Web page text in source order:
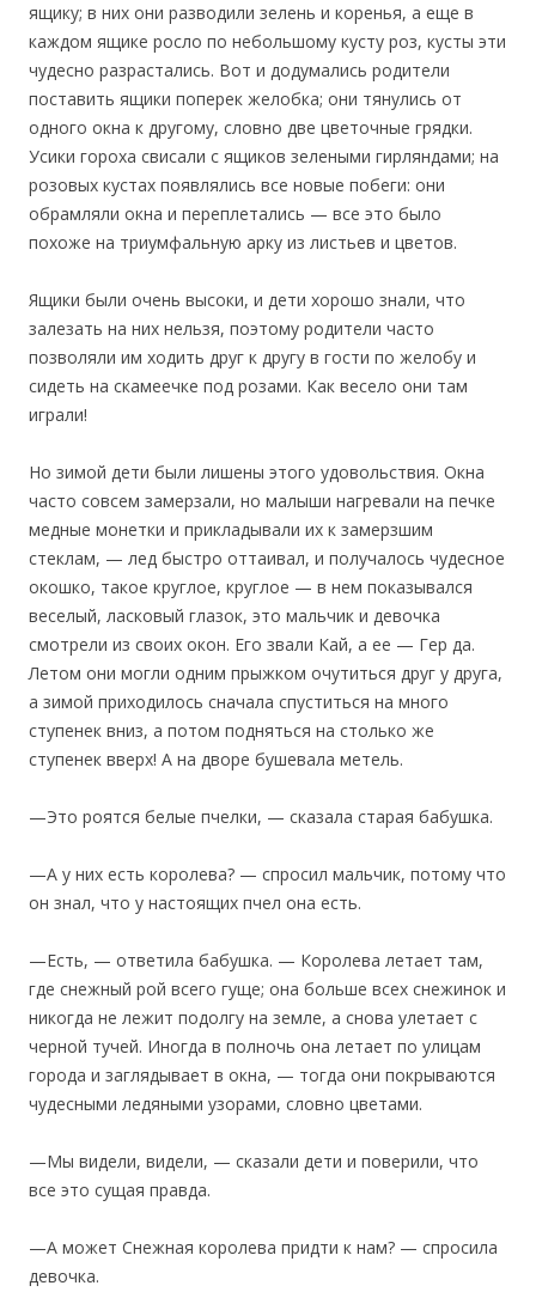
ящику; в них они разводили зелень и коренья, а еще в
каждом ящике росло по небольшому кусту роз, кусты эти
чудесно разрастались. Вот и додумались родители
поставить ящики поперек желобка; они тянулись от
одного окна к другому, словно две цветочные грядки.
Усики гороха свисали с ящиков зелеными гирляндами; на
розовых кустах появлялись все новые побеги: они
обрамляли окна и переплетались — все это было
похоже на триумфальную арку из листьев и цветов.
Ящики были очень высоки, и дети хорошо знали, что
залезать на них нельзя, поэтому родители часто
позволяли им ходить друг к другу в гости по желобу и
сидеть на скамеечке под розами. Как весело они там
играли!
Но зимой дети были лишены этого удовольствия. Окна
часто совсем замерзали, но малыши нагревали на печке
медные монетки и прикладывали их к замерзшим
стеклам, — лед быстро оттаивал, и получалось чудесное
окошко, такое круглое, круглое — в нем показывался
веселый, ласковый глазок, это мальчик и девочка
смотрели из своих окон. Его звали Кай, а ее — Гер да.
Летом они могли одним прыжком очутиться друг у друга,
а зимой приходилось сначала спуститься на много
ступенек вниз, а потом подняться на столько же
ступенек вверх! А на дворе бушевала метель.
—Это роятся белые пчелки, — сказала старая бабушка.
—А у них есть королева? — спросил мальчик, потому что
он знал, что у настоящих пчел она есть.
—Есть, — ответила бабушка. — Королева летает там,
где снежный рой всего гуще; она больше всех снежинок и
никогда не лежит подолгу на земле, а снова улетает с
черной тучей. Иногда в полночь она летает по улицам
города и заглядывает в окна, — тогда они покрываются
чудесными ледяными узорами, словно цветами.
—Мы видели, видели, — сказали дети и поверили, что
все это сущая правда.
—А может Снежная королева придти к нам? — спросила
девочка.